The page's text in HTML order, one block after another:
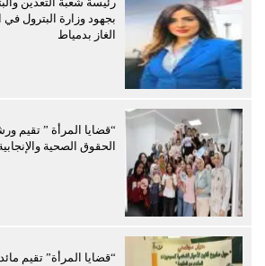
بجهود وزارة البترول
الغاز بدمياط
“قضايا المرأة ” تقيم
الحقوق الصحية
“قضايا المرأة” تقيم